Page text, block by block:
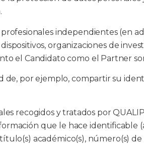
independientes (en
organizaciones de
el Candidato como el Partner
de, por ejemplo, compartir su
recogidos y tratados por
que le hace
académico(s), número(s)